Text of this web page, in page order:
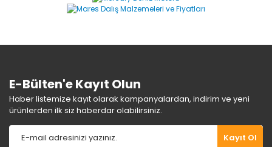
Ürün bilgilerinde hatalar bulunuyor.
E-Bülten'e Kayıt Olun
Haber listemize kayıt olarak kampanyalardan, indirim ve yeni
ürünlerden ilk siz haberdar olabilirsiniz.
Kayıt Ol